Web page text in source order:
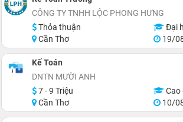
CÔNG TY TNHH LỘC PHONG HƯNG
Thỏa thuận
Đại
Cần Thơ
19/
Kế Toán
DNTN MƯỜI ANH
7 - 9 Triệu
Cao
Cần Thơ
10/